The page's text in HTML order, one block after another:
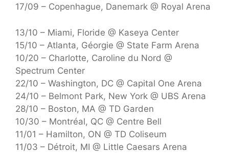
17/09 – Copenhague, Danemark @ Royal Arena
13/10 – Miami, Floride @ Kaseya Center
15/10 – Atlanta, Géorgie @ State Farm Arena
10/20 – Charlotte, Caroline du Nord @
Spectrum Center
22/10 – Washington, DC @ Capital One Arena
24/10 – Belmont Park, New York @ UBS Arena
28/10 – Boston, MA @ TD Garden
10/30 – Montréal, QC @ Centre Bell
11/01 – Hamilton, ON @ TD Coliseum
11/03 – Détroit, MI @ Little Caesars Arena